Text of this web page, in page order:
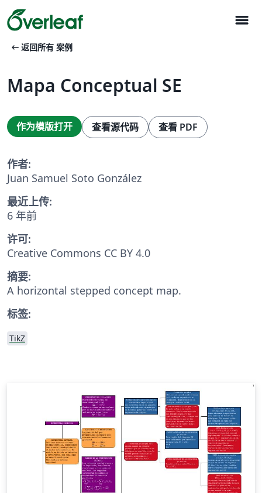
menu
arrow_left_alt 返回所有 案例
Mapa Conceptual SE
作为模版打开 查看源代码 查看 PDF
作者:
Juan Samuel Soto González
最近上传:
6 年前
许可:
Creative Commons CC BY 4.0
摘要:
A horizontal stepped concept map.
标签:
TikZ